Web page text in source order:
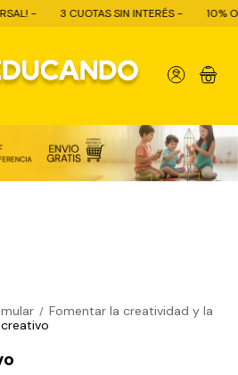
SIN INTERÉS - 10% OFF CON
0
/ Fomentar la creatividad y la